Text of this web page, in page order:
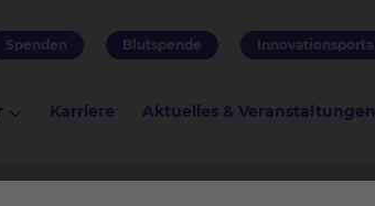
Spenden Blutspende Innovationsportal
Karriere Aktuelles & Veranstaltungen